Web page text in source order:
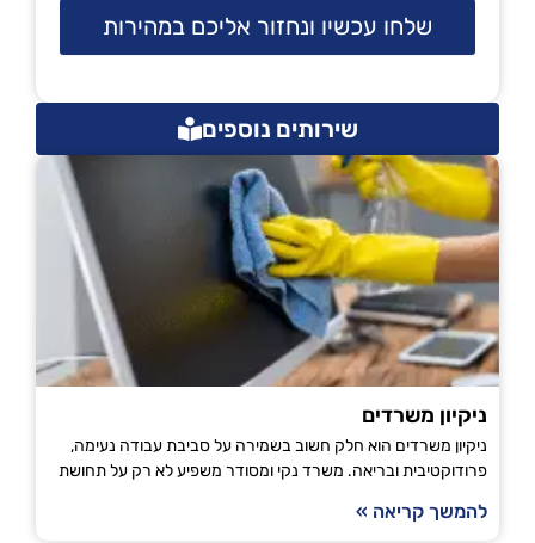
שלחו עכשיו ונחזור אליכם במהירות
שירותים נוספים
ניקיון משרדים
ניקיון משרדים הוא חלק חשוב בשמירה על סביבת עבודה נעימה,
פרודוקטיבית ובריאה. משרד נקי ומסודר משפיע לא רק על תחושת
להמשך קריאה »